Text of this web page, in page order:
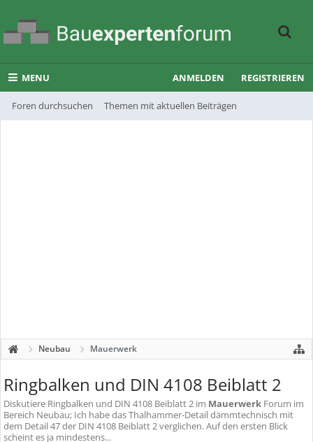
MENU
Foren durchsuchen Themen mit aktuellen Beiträgen
ANMELDEN REGISTRIEREN
Neubau Mauerwerk
Ringbalken und DIN 4108 Beiblatt 2
Diskutiere Ringbalken und DIN 4108 Beiblatt 2 im Mauerwerk Forum im
Bereich Neubau; Ich habe das Thalhammer-Detail dämmtechnisch mit
dem Detail 47 der DIN 4108 Beiblatt 2 verglichen. Auf den ersten Blick
scheint es ja mindestens...